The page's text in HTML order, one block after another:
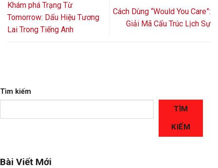
Khám phá Trạng Từ
Tomorrow: Dấu Hiệu Tương
Lai Trong Tiếng Anh
Cách Dùng “Would You Care”:
Giải Mã Cấu Trúc Lịch Sự
Tìm kiếm
TÌM
KIẾM
Bài Viết Mới